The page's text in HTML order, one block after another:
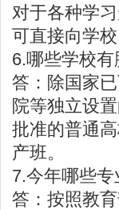
对于各种学
可直接向学校
6.哪些学校有
答：除国家
院等独立设
批准的普通
产班。
7.今年哪些专
答：按照教